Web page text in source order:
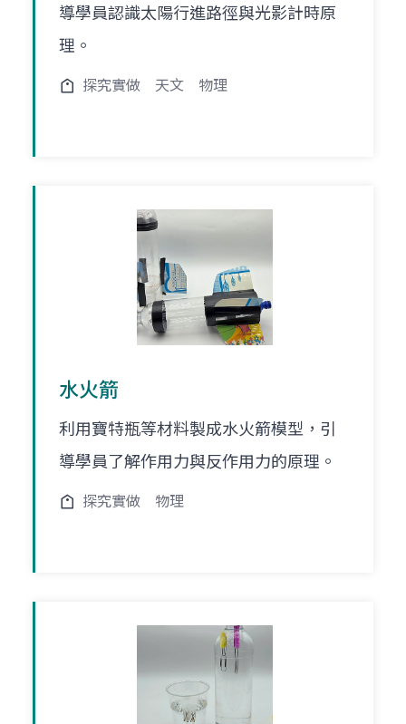
導學員認識太陽行進路徑與光影計時原
理。
探究實做 天文 物理
水火箭
利用寶特瓶等材料製成水火箭模型，引
導學員了解作用力與反作用力的原理。
探究實做 物理